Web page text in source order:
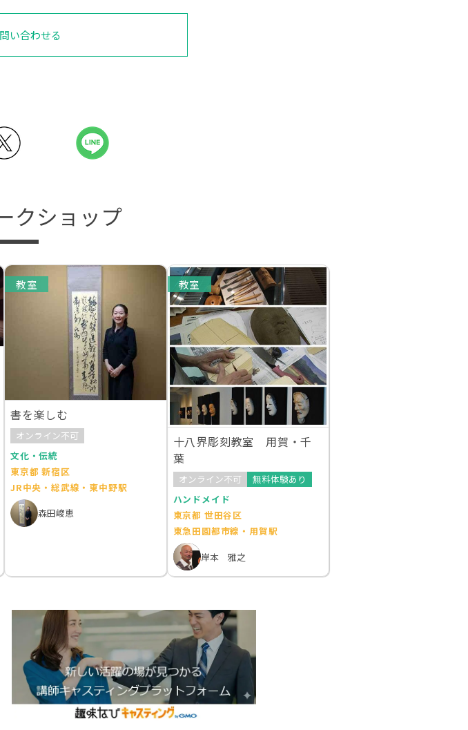
い合わせる
クショップ
教室
書を楽しむ
オンライン不可
文化・伝統
東京都 新宿区
JR中央・総武線・東中野駅
森田峻恵
教室
十八界彫刻教室 用賀・千
葉
オンライン不可
無料体験あり
ハンドメイド
東京都 世田谷区
東急田園都市線・用賀駅
岸本 雅之